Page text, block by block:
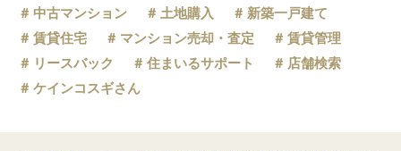
中古マンション
土地購入
新築一戸建て
賃貸住宅
マンション売却・査定
賃貸管理
リースバック
住まいるサポート
店舗検索
ケインコスギさん